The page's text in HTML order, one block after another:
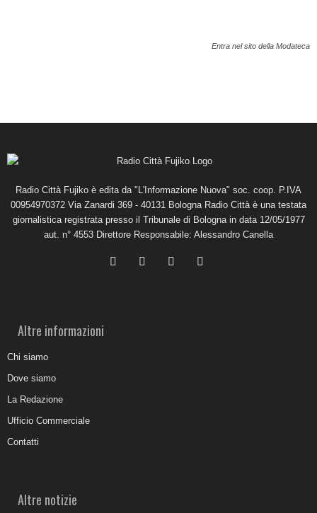
Entra nel sito della Modateca
Radio Città Fujiko è edita da "L'Informazione Nuova" soc. coop. P.IVA
00954970372 Via Zanardi 369 - 40131 Bologna Radio Città è una testata
giornalistica registrata presso il Tribunale di Bologna in data 12/05/1977
aut. n° 4553 Direttore Responsabile: Alessandro Canella
Altre informazioni
Chi siamo
Dove siamo
La Redazione
Ufficio Commerciale
Contatti
Altre notizie